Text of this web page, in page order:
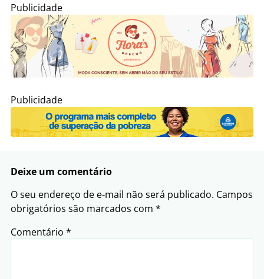
Publicidade
Publicidade
Deixe um comentário
O seu endereço de e-mail não será publicado. Campos
obrigatórios são marcados com *
Comentário *